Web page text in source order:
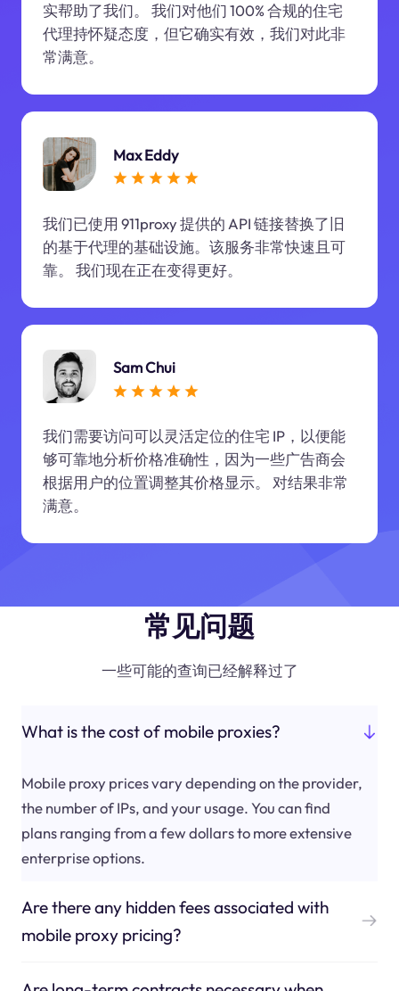
实帮助了我们。 我们对他们 100% 合规的住宅
代理持怀疑态度，但它确实有效，我们对此非
常满意。
Max Eddy
我们已使用 911proxy 提供的 API 链接替换了旧
的基于代理的基础设施。该服务非常快速且可
靠。 我们现在正在变得更好。
Sam Chui
我们需要访问可以灵活定位的住宅 IP，以便能
够可靠地分析价格准确性，因为一些广告商会
根据用户的位置调整其价格显示。 对结果非常
满意。
常见问题
一些可能的查询已经解释过了
What is the cost of mobile proxies?
Mobile proxy prices vary depending on the provider,
the number of IPs, and your usage. You can find
plans ranging from a few dollars to more extensive
enterprise options.
Are there any hidden fees associated with
mobile proxy pricing?